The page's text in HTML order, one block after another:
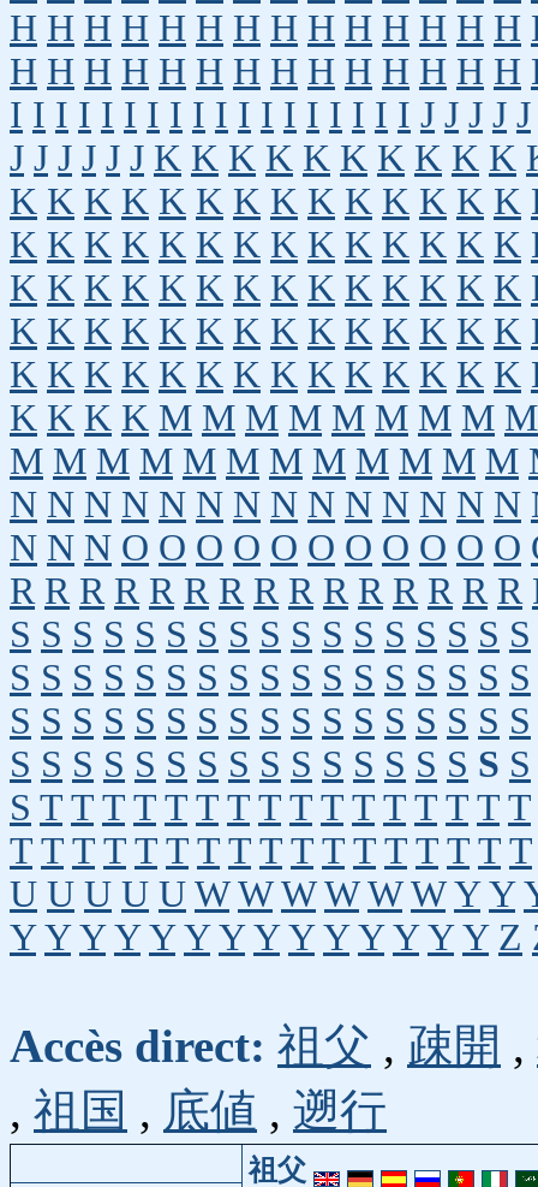
H H H H H H H H H H H H H H
H H H H H H H H H H H H H H
I I I I I I I I I I I I I I I I I I J J J J J
J J J J J J K K K K K K K K K K
K K K K K K K K K K K K K K
K K K K K K K K K K K K K K
K K K K K K K K K K K K K K
K K K K K K K K K K K K K K
K K K K K K K K K K K K K K
K K K K M M M M M M M M M
M M M M M M M M M M M M
N N N N N N N N N N N N N N
N N N O O O O O O O O O O O
R R R R R R R R R R R R R R R
S S S S S S S S S S S S S S S S S
S S S S S S S S S S S S S S S S S
S S S S S S S S S S S S S S S S S
S S S S S S S S S S S S S S S S S
S T T T T T T T T T T T T T T T T
T T T T T T T T T T T T T T T T T
U U U U U W W W W W W Y Y
Y Y Y Y Y Y Y Y Y Y Y Y Y Y Z
Accès direct: 祖父 , 疎開 ,
, 祖国 , 底値 , 遡行
祖父